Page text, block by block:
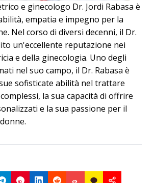
e ginecologo Dr. Jordi Rabasa è
empatia e impegno per la
Nel corso di diversi decenni, il Dr.
un'eccellente reputazione nei
e della ginecologia. Uno degli
nel suo campo, il Dr. Rabasa è
sofisticate abilità nel trattare
la sua capacità di offrire
e la sua passione per il